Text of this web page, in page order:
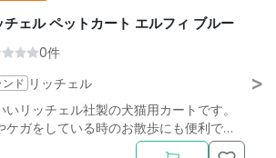
チェル ペットカート エルフィ ブルー
0件
ンド リッチェル
リッチェル社製の犬猫用カートです。
ケガをしている時のお散歩にも便利で